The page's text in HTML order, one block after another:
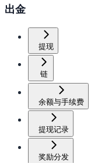
出金
提现
链
余额与手续费
提现记录
奖励分发